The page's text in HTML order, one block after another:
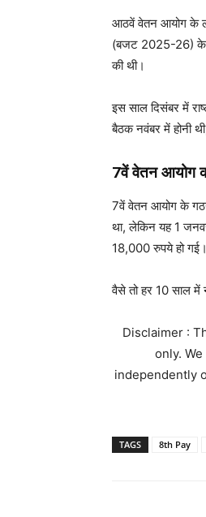
आठवें वेतन आयोग के
(बजट 2025-26) के
की थी।
इस साल दिसंबर में
बैठक नवंबर में होनी
7वें वेतन आयोग
7वें वेतन आयोग के
था, लेकिन यह 1
18,000 रुपये हो गई।
वैसे तो हर 10 साल में
Disclaimer :
only.
independently
TAGS 8th Pay